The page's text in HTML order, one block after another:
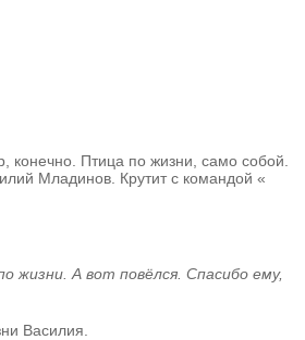
конечно. Птица по жизни, само собой.
Младинов. Крутит с командой «
жизни. А вот повёлся. Спасибо ему,
Василия.